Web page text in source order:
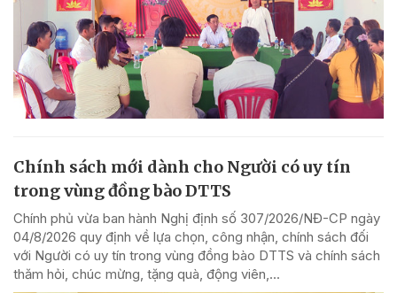
Chính sách mới dành cho Người có uy tín
trong vùng đồng bào DTTS
Chính phủ vừa ban hành Nghị định số 307/2026/NĐ-CP ngày
04/8/2026 quy định về lựa chọn, công nhận, chính sách đối
với Người có uy tín trong vùng đồng bào DTTS và chính sách
thăm hỏi, chúc mừng, tặng quà, động viên,...